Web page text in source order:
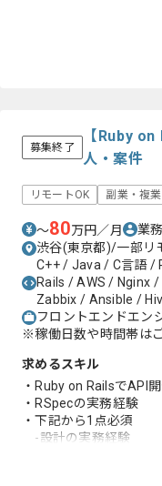
-toCサービスでユー
-モダンなアーキテク
-レビューの実務経験
募集終了
【Ruby on
人・案件
リモートOK 副業・複業
〜80万円／月 業
渋谷(東京都)/一部リ
C++ / Java / C言語 /
Rails / AWS / Nginx
Zabbix / Ansible /
フロントエンドエン
※稼働日数や時間帯は
求めるスキル
・Ruby on RailsでAPI
・RSpecの実務経験
・下記から1点必須
-設計の実務経験